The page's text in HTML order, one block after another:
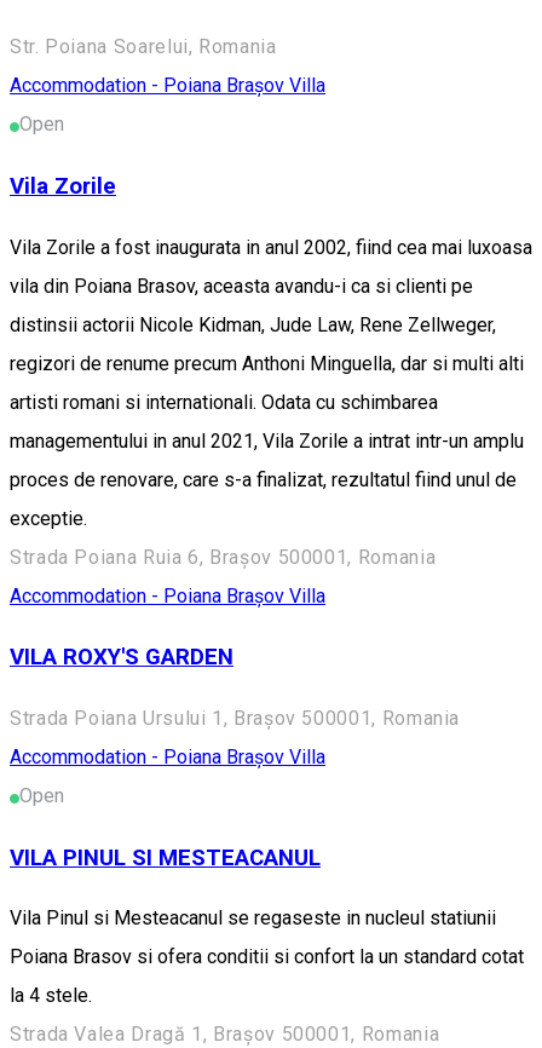
Str. Poiana Soarelui, Romania
Accommodation - Poiana Brașov Villa
Open
Vila Zorile
Vila Zorile a fost inaugurata in anul 2002, fiind cea mai luxoasa
vila din Poiana Brasov, aceasta avandu-i ca si clienti pe
distinsii actorii Nicole Kidman, Jude Law, Rene Zellweger,
regizori de renume precum Anthoni Minguella, dar si multi alti
artisti romani si internationali. Odata cu schimbarea
managementului in anul 2021, Vila Zorile a intrat intr-un amplu
proces de renovare, care s-a finalizat, rezultatul fiind unul de
exceptie.
Strada Poiana Ruia 6, Brașov 500001, Romania
Accommodation - Poiana Brașov Villa
VILA ROXY'S GARDEN
Strada Poiana Ursului 1, Brașov 500001, Romania
Accommodation - Poiana Brașov Villa
Open
VILA PINUL SI MESTEACANUL
Vila Pinul si Mesteacanul se regaseste in nucleul statiunii
Poiana Brasov si ofera conditii si confort la un standard cotat
la 4 stele.
Strada Valea Dragă 1, Brașov 500001, Romania